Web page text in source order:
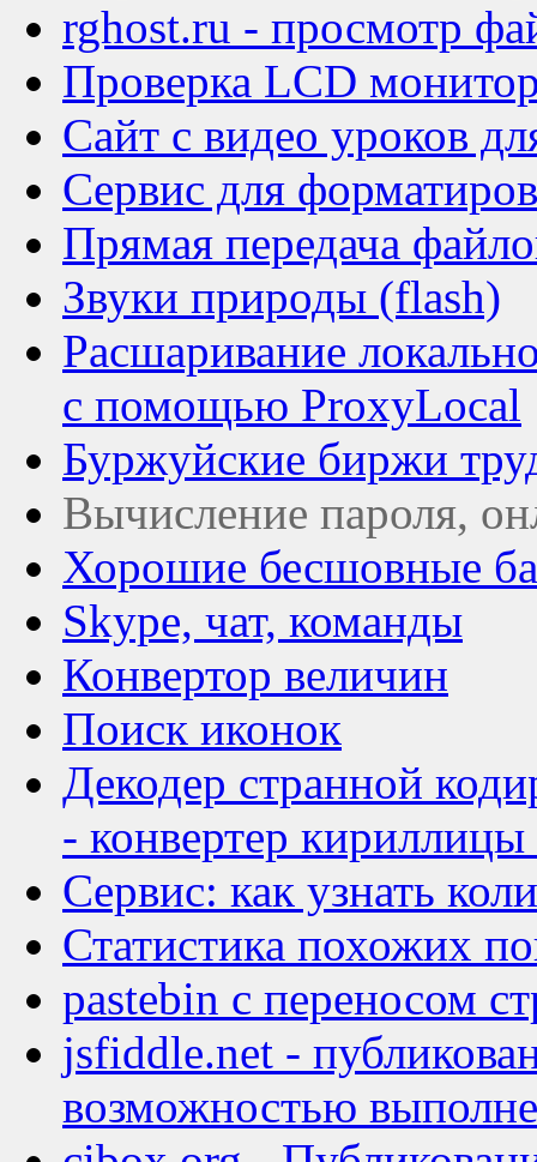
rghost.ru - просмотр
Проверка LCD
Сайт с видео уроков
Сервис для
Прямая передача
Звуки природы (flash)
Расшаривание
с помощью ProxyLocal
Буржуйские биржи
Вычисление пароля,
Хорошие бесшовные
Skype, чат, команды
Конвертор величин
Поиск иконок
Декодер странной
- конвертер
Сервис: как узнать
Статистика похожих
pastebin с переносом
jsfiddle.net -
возможностью